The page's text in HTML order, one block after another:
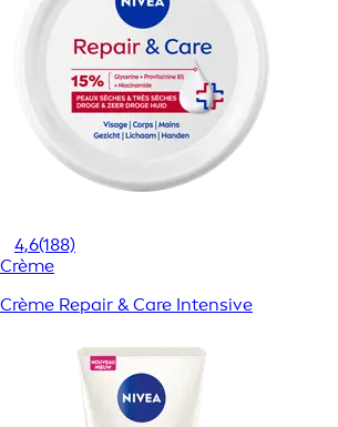
4,6(188)
Crème
Crème Repair & Care Intensive